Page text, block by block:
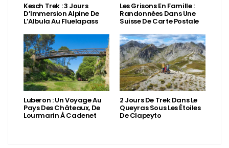
Kesch Trek : 3 Jours
D’Immersion Alpine De
L’Albula Au Fluelapass
Les Grisons En Famille :
Randonnées Dans Une
Suisse De Carte Postale
Luberon : Un Voyage Au
Pays Des Châteaux, De
Lourmarin À Cadenet
2 Jours De Trek Dans Le
Queyras Sous Les Étoiles
De Clapeyto